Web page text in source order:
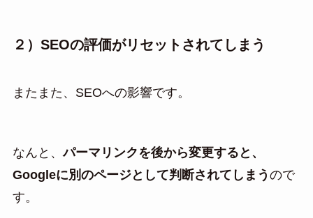
２）SEOの評価がリセットされてしまう
またまた、SEOへの影響です。
なんと、パーマリンクを後から変更すると、
Googleに別のページとして判断されてしまう ので
す。